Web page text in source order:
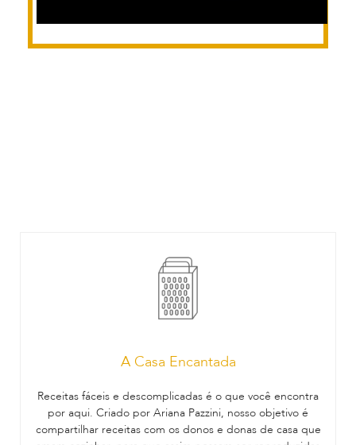
A Casa Encantada
Receitas fáceis e descomplicadas é o que você encontra
por aqui. Criado por Ariana Pazzini, nosso objetivo é
compartilhar receitas com os donos e donas de casa que